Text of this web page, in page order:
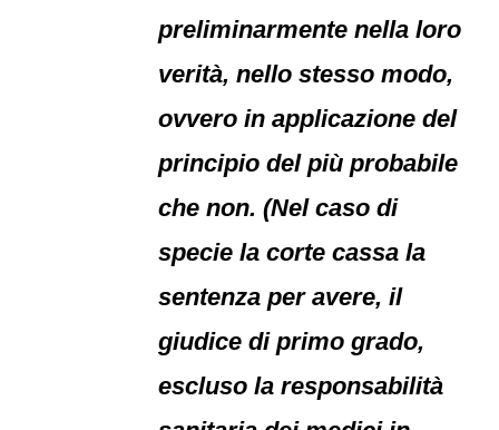
preliminarmente nella loro
verità, nello stesso modo,
ovvero in applicazione del
principio del più probabile
che non. (Nel caso di
specie la corte cassa la
sentenza per avere, il
giudice di primo grado,
escluso la responsabilità